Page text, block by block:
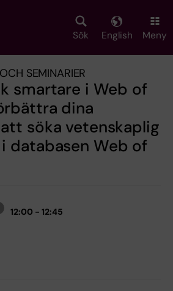
Sök English Meny
SEMINARIER
smartare i Web of
dina
söka vetenskaplig
databasen Web of
12:00 - 12:45